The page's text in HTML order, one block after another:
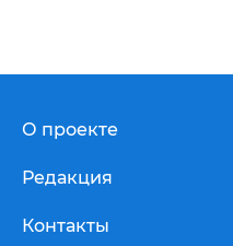
О проекте
Редакция
Контакты